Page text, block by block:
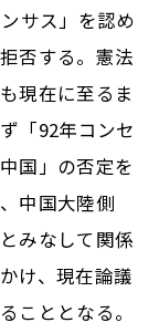
サス」を認め
否する。憲法
現在に至るま
「92年コンセ
国」の否定を
中国大陸側
みなして関係
け、現在論議
こととなる。